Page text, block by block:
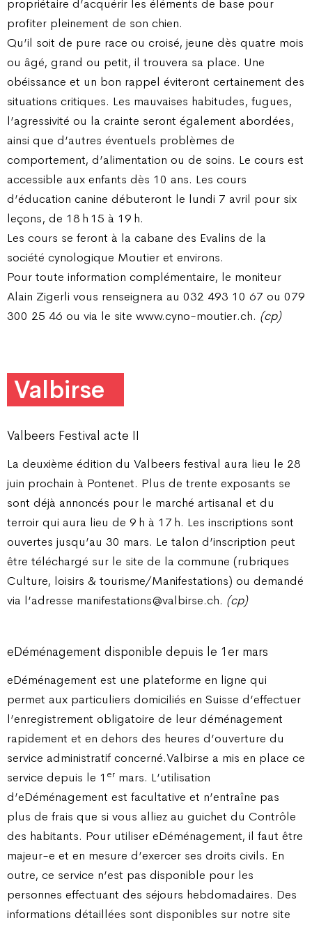
propriétaire d’acquérir les éléments de base pour
profiter pleinement de son chien.
Qu’il soit de pure race ou croisé, jeune dès quatre mois
ou âgé, grand ou petit, il trouvera sa place. Une
obéissance et un bon rappel éviteront certainement des
situations critiques. Les mauvaises habitudes, fugues,
l’agressivité ou la crainte seront également abordées,
ainsi que d’autres éventuels problèmes de
comportement, d’alimentation ou de soins. Le cours est
accessible aux enfants dès 10 ans. Les cours
d’éducation canine débuteront le lundi 7 avril pour six
leçons, de 18 h 15 à 19 h.
Les cours se feront à la cabane des Evalins de la
société cynologique Moutier et environs.
Pour toute information complémentaire, le moniteur
Alain Zigerli vous renseignera au 032 493 10 67 ou 079
300 25 46 ou via le site www.cyno-moutier.ch. (cp)
Valbirse
Valbeers Festival acte II
La deuxième édition du Valbeers festival aura lieu le 28
juin prochain à Pontenet. Plus de trente exposants se
sont déjà annoncés pour le marché artisanal et du
terroir qui aura lieu de 9 h à 17 h. Les inscriptions sont
ouvertes jusqu’au 30 mars. Le talon d’inscription peut
être téléchargé sur le site de la commune (rubriques
Culture, loisirs & tourisme/Manifestations) ou demandé
via l’adresse manifestations@valbirse.ch. (cp)
eDéménagement disponible depuis le 1er mars
eDéménagement est une plateforme en ligne qui
permet aux particuliers domiciliés en Suisse d’effectuer
l’enregistrement obligatoire de leur déménagement
rapidement et en dehors des heures d’ouverture du
service administratif concerné.Valbirse a mis en place ce
service depuis le 1 er mars. L’utilisation
d’eDéménagement est facultative et n’entraîne pas
plus de frais que si vous alliez au guichet du Contrôle
des habitants. Pour utiliser eDéménagement, il faut être
majeur-e et en mesure d’exercer ses droits civils. En
outre, ce service n’est pas disponible pour les
personnes effectuant des séjours hebdomadaires. Des
informations détaillées sont disponibles sur notre site